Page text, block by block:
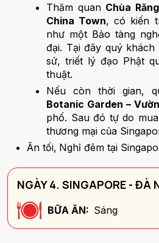
Thăm quan Chùa
China Town, có kiến
như một Bảo tàng
đại. Tại đây quý
sử, triết lý đạo Phật
thuật.
Nếu còn thời gian,
Botanic Garden –
phố. Sau đó tự do
thương mại của
Ăn tối, Nghỉ đêm tại
NGÀY 4. SINGAPORE - ĐÀ
BỮA ĂN: Sáng